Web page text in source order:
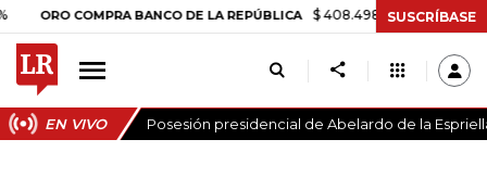
ORO COMPRA BANCO DE LA REPÚBLICA $ 408.498,97 +$ 8.753,81
SUSCRÍBASE
EN VIVO Posesión presidencial de Abelardo de la